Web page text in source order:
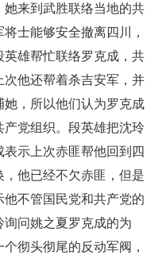
来到武胜联络当地的共
士能够安全撤离四川，
雄帮忙联络罗克成，共
他还帮着杀吉安军，并
她，所以他们认为罗克成
党组织。段英雄把沈玲
示上次赤匪帮他回到四
，他已经不欠赤匪，但是
不管国民党和共产党的
问姚之夏罗克成的为
彻头彻尾的反动军阀，